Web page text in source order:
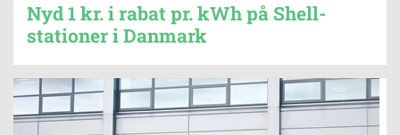
Nyd 1 kr. i rabat pr. kWh på Shell-
stationer i Danmark